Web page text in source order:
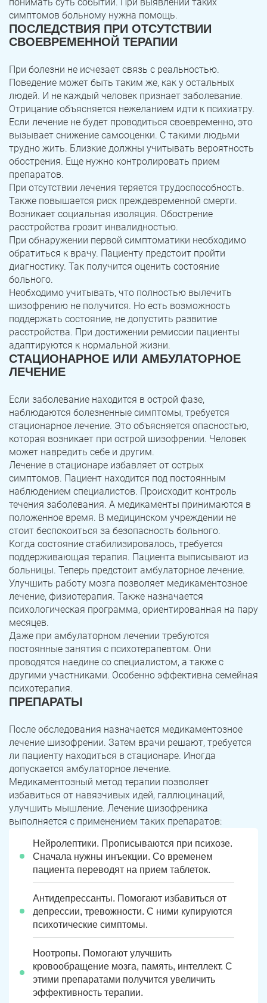
симптомов больному нужна помощь.
ПОСЛЕДСТВИЯ ПРИ ОТСУТСТВИИ
СВОЕВРЕМЕННОЙ ТЕРАПИИ
При болезни не исчезает связь с реальностью.
Поведение может быть таким же, как у остальных
людей. И не каждый человек признает заболевание.
Отрицание объясняется нежеланием идти к психиатру.
Если лечение не будет проводиться своевременно, это
вызывает снижение самооценки. С такими людьми
трудно жить. Близкие должны учитывать вероятность
обострения. Еще нужно контролировать прием
препаратов.
При отсутствии лечения теряется трудоспособность.
Также повышается риск преждевременной смерти.
Возникает социальная изоляция. Обострение
расстройства грозит инвалидностью.
При обнаружении первой симптоматики необходимо
обратиться к врачу. Пациенту предстоит пройти
диагностику. Так получится оценить состояние
больного.
Необходимо учитывать, что полностью вылечить
шизофрению не получится. Но есть возможность
поддержать состояние, не допустить развитие
расстройства. При достижении ремиссии пациенты
адаптируются к нормальной жизни.
СТАЦИОНАРНОЕ ИЛИ АМБУЛАТОРНОЕ
ЛЕЧЕНИЕ
Если заболевание находится в острой фазе,
наблюдаются болезненные симптомы, требуется
стационарное лечение. Это объясняется опасностью,
которая возникает при острой шизофрении. Человек
может навредить себе и другим.
Лечение в стационаре избавляет от острых
симптомов. Пациент находится под постоянным
наблюдением специалистов. Происходит контроль
течения заболевания. А медикаменты принимаются в
положенное время. В медицинском учреждении не
стоит беспокоиться за безопасность больного.
Когда состояние стабилизировалось, требуется
поддерживающая терапия. Пациента выписывают из
больницы. Теперь предстоит амбулаторное лечение.
Улучшить работу мозга позволяет медикаментозное
лечение, физиотерапия. Также назначается
психологическая программа, ориентированная на пару
месяцев.
Даже при амбулаторном лечении требуются
постоянные занятия с психотерапевтом. Они
проводятся наедине со специалистом, а также с
другими участниками. Особенно эффективна семейная
психотерапия.
ПРЕПАРАТЫ
После обследования назначается медикаментозное
лечение шизофрении. Затем врачи решают, требуется
ли пациенту находиться в стационаре. Иногда
допускается амбулаторное лечение.
Медикаментозный метод терапии позволяет
избавиться от навязчивых идей, галлюцинаций,
улучшить мышление. Лечение шизофреника
выполняется с применением таких препаратов:
Нейролептики. Прописываются при психозе.
Сначала нужны инъекции. Со временем
пациента переводят на прием таблеток.
Антидепрессанты. Помогают избавиться от
депрессии, тревожности. С ними купируются
психотические симптомы.
Ноотропы. Помогают улучшить
кровообращение мозга, память, интеллект. С
этими препаратами получится увеличить
эффективность терапии.